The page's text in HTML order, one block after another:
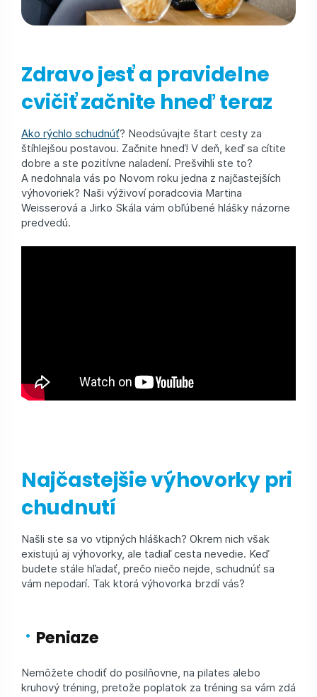
Zdravo jesť a pravidelne
cvičiť začnite hneď teraz
Ako rýchlo schudnúť? Neodsúvajte štart cesty za
štíhlejšou postavou. Začnite hneď! V deň, keď sa cítite
dobre a ste pozitívne naladení. Prešvihli ste to?
A nedohnala vás po Novom roku jedna z najčastejších
výhovoriek? Naši výživoví poradcovia Martina
Weisserová a Jirko Skála vám obľúbené hlášky názorne
predvedú.
Najčastejšie výhovorky pri
chudnutí
Našli ste sa vo vtipných hláškach? Okrem nich však
existujú aj výhovorky, ale tadiaľ cesta nevedie. Keď
budete stále hľadať, prečo niečo nejde, schudnúť sa
vám nepodarí. Tak ktorá výhovorka brzdí vás?
Peniaze
Nemôžete chodiť do posilňovne, na pilates alebo
kruhový tréning, pretože poplatok za tréning sa vám zdá